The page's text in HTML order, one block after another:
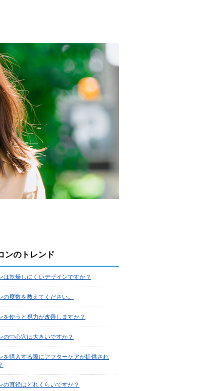
ンのトレンド
は乾燥しにくいデザインですか？
の度数を教えてください。
を使うと視力が改善しますか？
の中心穴は大きいですか？
を購入する際にアフターケアが提供され
の直径はどれくらいですか？